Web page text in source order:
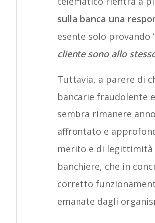
sulla banca una
esente solo provando “
cliente sono allo
Tuttavia, a parere di
bancarie fraudolente
sembra rimanere
affrontato e
merito e di legittimità
banchiere, che in
corretto
emanate dagli